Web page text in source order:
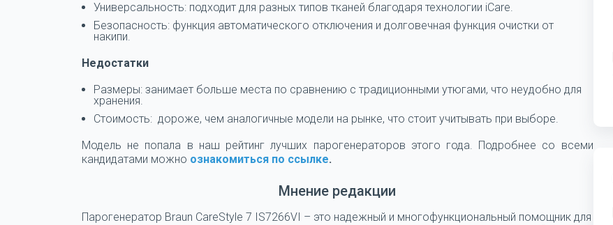
Универсальность: подходит для разных типов тканей благодаря технологии iCare.
Безопасность: функция автоматического отключения и долговечная функция очистки от
накипи.
Недостатки
Размеры: занимает больше места по сравнению с традиционными утюгами, что неудобно для
хранения.
Стоимость: дороже, чем аналогичные модели на рынке, что стоит учитывать при выборе.
Модель не попала в наш рейтинг лучших парогенераторов этого года. Подробнее со всеми
кандидатами можно ознакомиться по ссылке.
Мнение редакции
Парогенератор Braun CareStyle 7 IS7266VI – это надежный и многофункциональный помощник для